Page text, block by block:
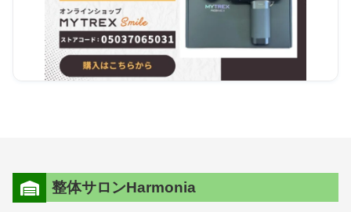
整体サロンHarmonia